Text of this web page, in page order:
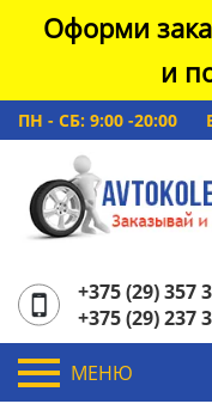
Оформи
и
ПН - СБ: 9:00 -20:00
+375 (29) 357
+375 (29) 237
МЕНЮ